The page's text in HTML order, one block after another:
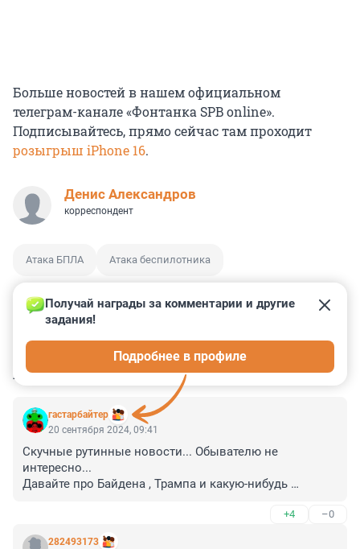
Больше новостей в нашем официальном
телеграм-канале «Фонтанка SPB online».
Подписывайтесь, прямо сейчас там проходит
розыгрыш iPhone 16.
Денис Александров
корреспондент
Атака БПЛА Атака беспилотника
КОММЕНТАРИИ 3
гастарбайтер
Получай награды за комментарии и другие
задания!
Подробнее в профиле
20 сентября 2024, 09:41
Скучные рутинные новости... Обывателю не
интересно...
Давайте про Байдена , Трампа и какую-нибудь
+4 –0
282493173